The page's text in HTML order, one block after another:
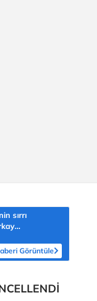
sırrı
Görüntüle